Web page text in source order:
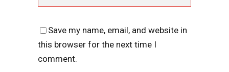
Save my name, email, and website in
this browser for the next time I
comment.